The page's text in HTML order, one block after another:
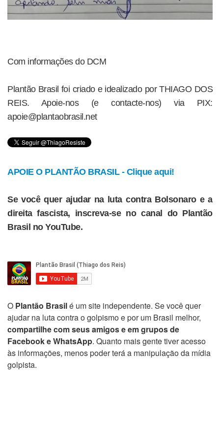
Com informações do DCM
Plantão Brasil foi criado e idealizado por THIAGO DOS
REIS. Apoie-nos (e contacte-nos) via PIX:
apoie@plantaobrasil.net
APOIE O PLANTÃO BRASIL - Clique aqui!
Se você quer ajudar na luta contra Bolsonaro e a
direita fascista, inscreva-se no canal do Plantão
Brasil no YouTube.
O Plantão Brasilé um site independente. Se você quer
ajudar na luta contra o golpismo e por um Brasil melhor,
compartilhe com seus amigos e em grupos de
Facebook e WhatsApp. Quanto mais gente tiver acesso
às informações, menos poder terá a manipulação da mídia
golpista.